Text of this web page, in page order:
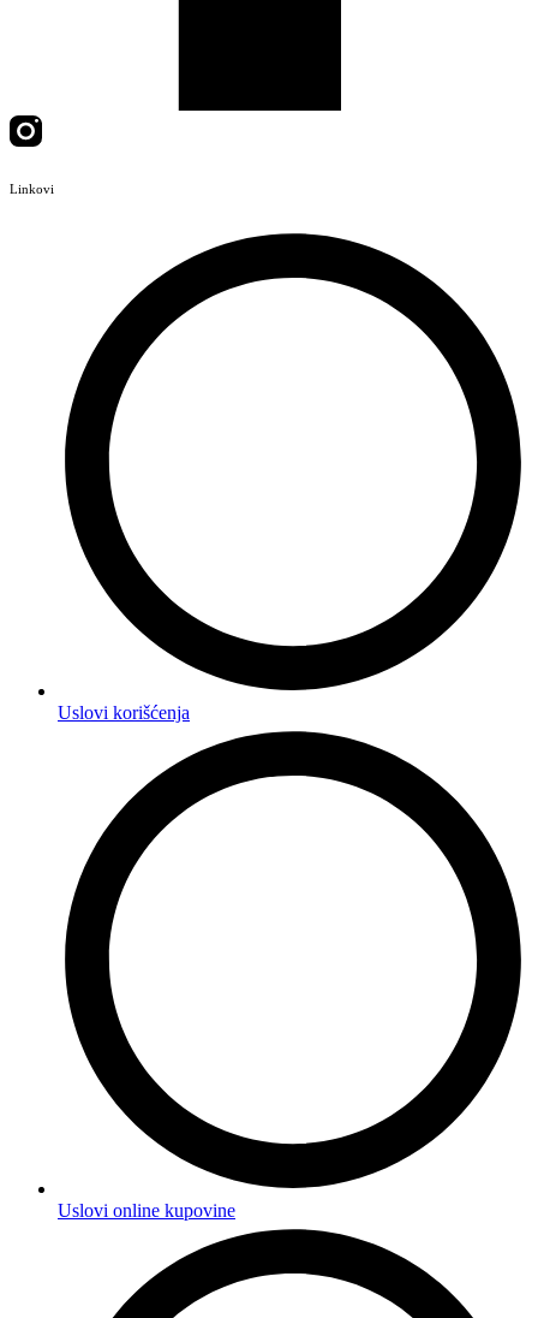
Linkovi
Uslovi korišćenja
Uslovi online kupovine